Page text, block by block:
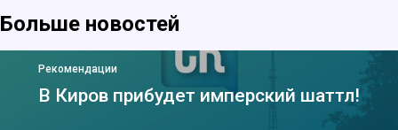
Больше новостей
Рекомендации
В Киров прибудет имперский шаттл!